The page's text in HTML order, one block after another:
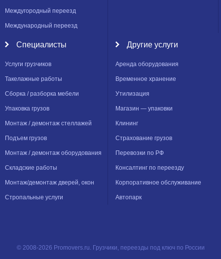
Междугородный переезд
Международный переезд
Специалисты
Услуги грузчиков
Такелажные работы
Сборка / разборка мебели
Упаковка грузов
Монтаж / демонтаж стеллажей
Подъем грузов
Монтаж / демонтаж оборудования
Складские работы
Монтаж/демонтаж дверей, окон
Стропальные услуги
Другие услуги
Аренда оборудования
Временное хранение
Утилизация
Магазин — упаковки
Клининг
Страхование грузов
Перевозки по РФ
Консалтинг по переезду
Корпоративное обслуживание
Автопарк
© 2008-2026 Promovers.ru. Грузчики, переезды под ключ по России